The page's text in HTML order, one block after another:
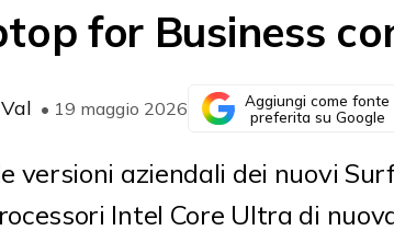
for Business
• 19 maggio 2026
Aggiungi come fonte
preferita su Google
versioni aziendali dei nuovi
Intel Core Ultra di